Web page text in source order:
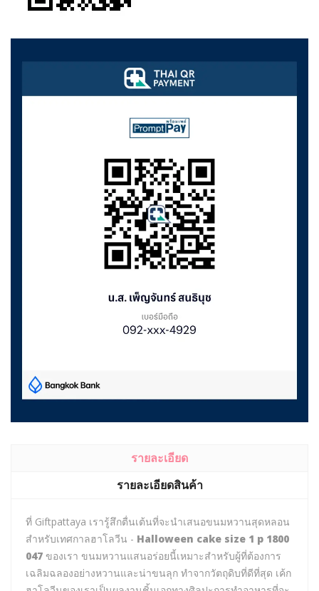
รายละเอียด
รายละเอียดสินค้า
ที่ Giftpattaya เรารู้สึกตื่นเต้นที่จะนำเสนอขนมหวานสุดหลอน
สำหรับเทศกาลฮาโลวีน - Halloween cake size 1 p 1800
047 ของเรา ขนมหวานแสนอร่อยนี้เหมาะสำหรับผู้ที่ต้องการ
เฉลิมฉลองอย่างหวานและน่าขนลุก ทำจากวัตถุดิบที่ดีที่สุด เค้ก